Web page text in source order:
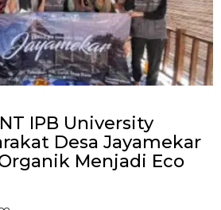
IPB University
Desa Jayamekar
Menjadi Eco